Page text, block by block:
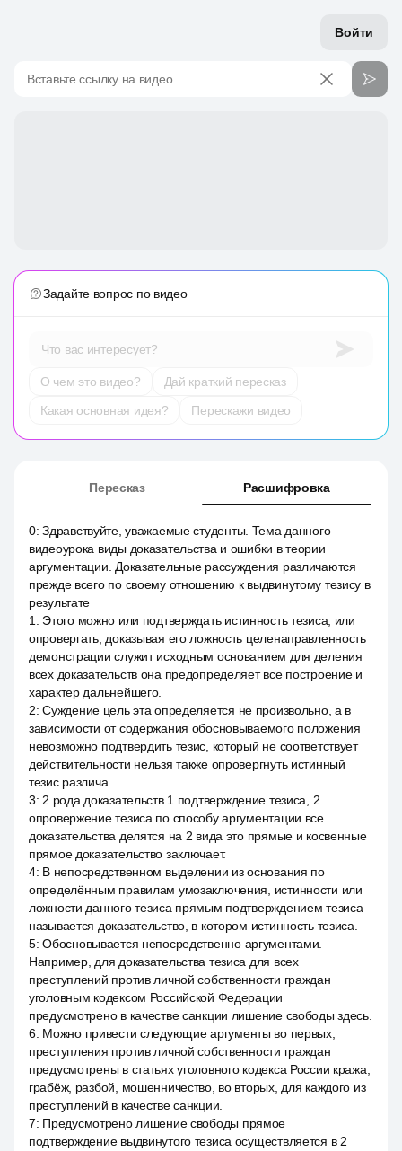
Войти
Вставьте ссылку на видео
Задайте вопрос по видео
Что вас интересует?
О чем это видео?
Дай краткий пересказ
Какая основная идея?
Перескажи видео
Пересказ Расшифровка
0:Здравствуйте, уважаемые студенты. Тема данного
видеоурока виды доказательства и ошибки в теории
аргументации. Доказательные рассуждения различаются
прежде всего по своему отношению к выдвинутому тезису в
результате
1 : Этого можно или подтверждать истинность тезиса, или
опровергать, доказывая его ложность целенаправленность
демонстрации служит исходным основанием для деления
всех доказательств она предопределяет все построение и
характер дальнейшего.
2:Суждение цель эта определяется не произвольно, а в
зависимости от содержания обосновываемого положения
невозможно подтвердить тезис, который не соответствует
действительности нельзя также опровергнуть истинный
тезис различа.
3: 2 рода доказательств 1 подтверждение тезиса, 2
опровержение тезиса по способу аргументации все
доказательства делятся на 2 вида это прямые и косвенные
прямое доказательство заключает.
4: В непосредственном выделении из основания по
определённым правилам умозаключения, истинности или
ложности данного тезиса прямым подтверждением тезиса
называется доказательство, в котором истинность тезиса.
5:Обосновывается непосредственно аргументами.
Например, для доказательства тезиса для всех
преступлений против личной собственности граждан
уголовным кодексом Российской Федерации
предусмотрено в качестве санкции лишение свободы здесь.
6: Можно привести следующие аргументы во первых,
преступления против личной собственности граждан
предусмотрены в статьях уголовного кодекса России кража,
грабёж, разбой, мошенничество, во вторых, для каждого из
преступлений в качестве санкции.
7: Предусмотрено лишение свободы прямое
подтверждение выдвинутого тезиса осуществляется в 2